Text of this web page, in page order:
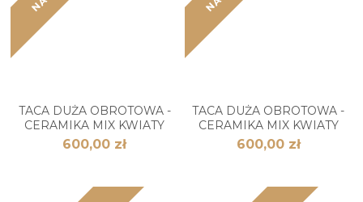
TACA DUŻA OBROTOWA -
CERAMIKA MIX KWIATY
600,00 zł
TACA DUŻA OBROTOWA -
CERAMIKA MIX KWIATY
600,00 zł